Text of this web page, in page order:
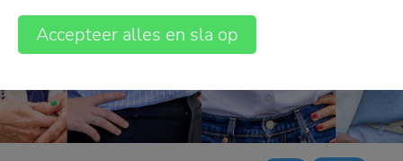
Accepteer alles en sla op